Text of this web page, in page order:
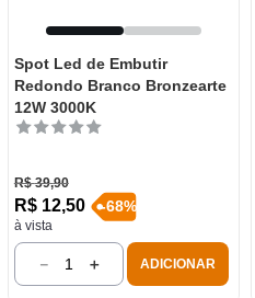
Spot Led de Embutir
Redondo Branco Bronzearte
12W 3000K
R$ 39,90
R$ 12,50
à vista
-68%
＋
－ ADICIONAR